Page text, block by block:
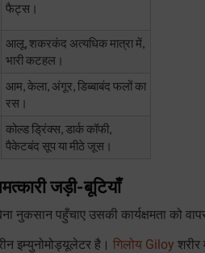
फैट्स।
आलू, शकरकंद अत्यधिक मात्रा में,
भारी कटहल।
आम, केला, अंगूर, डिब्बाबंद फलों का
रस।
कोल्ड ड्रिंक्स, डार्क कॉफी,
पैकेटबंद सूप या मीठे जूस।
जड़ी-बूटियाँ
नुकसान पहुँचाए उसकी कार्यक्षमता
इम्युनोमोड्यूलेटर है। गिलोय Giloy